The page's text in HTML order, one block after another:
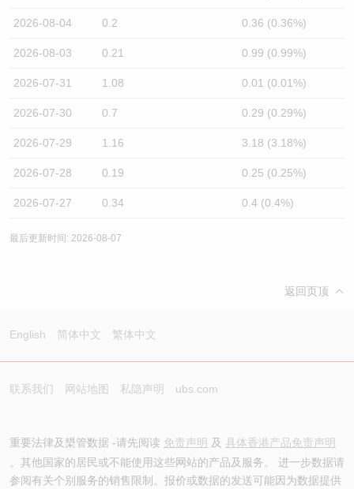
2026-08-04 0.2 0.36 (0.36%)
2026-08-03 0.21 0.99 (0.99%)
2026-07-31 1.08 0.01 (0.01%)
2026-07-30 0.7 0.29 (0.29%)
2026-07-29 1.16 3.18 (3.18%)
2026-07-28 0.19 0.25 (0.25%)
2026-07-27 0.34 0.4 (0.4%)
最后更新时间: 2026-08-07
返回页顶
English 简体中文 繁体中文
联系我们 网站地图 私隐声明 ubs.com
重要法律及槼管数据 -请先阅读 免责声明 及 具体香港产品免责声明
。其他国家的居民或不能使用这些网站的产品及服务。 进一步数据请
参阅有关个别服务的销售限制。报价或数据的发送可能因为数据提供